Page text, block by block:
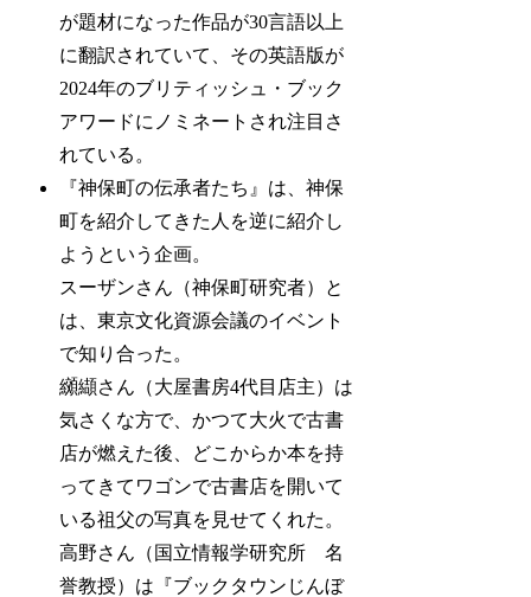
が題材になった作品が30言語以上
に翻訳されていて、その英語版が
2024年のブリティッシュ・ブック
アワードにノミネートされ注目さ
れている。
『神保町の伝承者たち』は、神保
町を紹介してきた人を逆に紹介し
ようという企画。
スーザンさん（神保町研究者）と
は、東京文化資源会議のイベント
で知り合った。
纐纈さん（大屋書房4代目店主）は
気さくな方で、かつて大火で古書
店が燃えた後、どこからか本を持
ってきてワゴンで古書店を開いて
いる祖父の写真を見せてくれた。
高野さん（国立情報学研究所 名
誉教授）は『ブックタウンじんぼ